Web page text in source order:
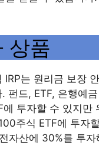
상품
IRP는 원리금 보장
. 펀드, ETF, 은행예
에 투자할 수 있지만
주식 ETF에 투자
자산에 30%를 투